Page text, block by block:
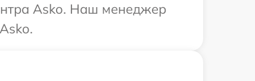
Asko. Наш менеджер